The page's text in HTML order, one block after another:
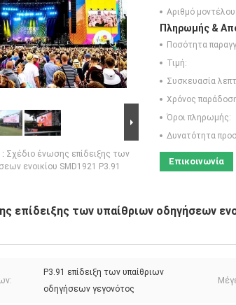
Σχέδιο ένωσης επίδειξης των
ενοικίου SMD1921 P3.91
Αριθμό μοντέλου:
Πληρωμής &
Ποσότητα
Τιμή:
Συσκευασία
Χρόνος
Όροι πληρωμής:
Δυνατότητα
Επικοινωνία
επίδειξης των υπαίθριων οδηγήσεων
P3.91 επίδειξη των υπαίθριων
οδηγήσεων γεγονότος